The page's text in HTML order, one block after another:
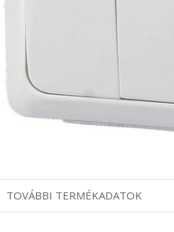
TOVÁBBI TERMÉKADATOK